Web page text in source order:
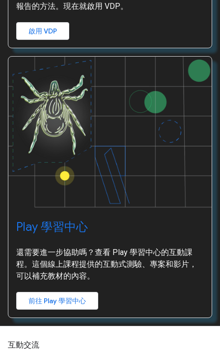
報告的方法。現在就啟用 VDP。
啟用 VDP
Play 學習中心
還需要進一步協助嗎？查看 Play 學習中心的互動課
程。這個線上課程提供的互動式測驗、專案和影片，
可以補充教材的內容。
前往 Play 學習中心
互動交流